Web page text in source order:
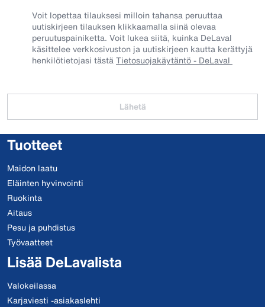
Voit lopettaa tilauksesi milloin tahansa peruuttaa
uutiskirjeen tilauksen klikkaamalla siinä olevaa
peruutuspainiketta. Voit lukea siitä, kuinka DeLaval
käsittelee verkkosivuston ja uutiskirjeen kautta kerättyjä
henkilötietojasi tästäTietosuojakäytäntö - DeLaval
Lähetä
Tuotteet
Maidon laatu
Eläinten hyvinvointi
Ruokinta
Aitaus
Pesu ja puhdistus
Työvaatteet
Lisää DeLavalista
Valokeilassa
Karjaviesti -asiakaslehti